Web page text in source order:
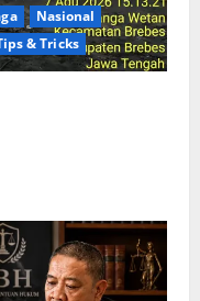
Nasional
& Tricks